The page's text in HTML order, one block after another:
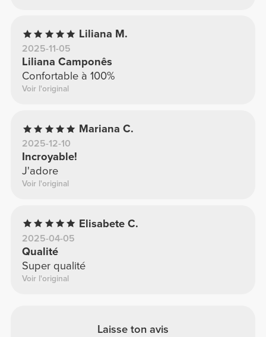
Liliana M.
2025-11-05
Liliana Camponês
Confortable à 100%
Voir l'original
Mariana C.
2025-12-10
Incroyable!
J'adore
Voir l'original
Elisabete C.
2025-04-05
Qualité
Super qualité
Voir l'original
Laisse ton avis